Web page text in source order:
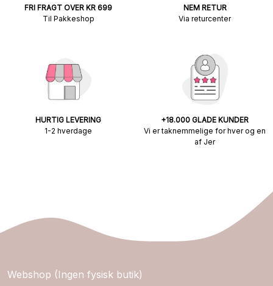
FRI FRAGT OVER KR 699
Til Pakkeshop
NEM RETUR
Via returcenter
HURTIG LEVERING
1-2 hverdage
+18.000 GLADE KUNDER
Vi er taknemmelige for hver og en
af Jer
Webshop (Ingen fysisk butik)